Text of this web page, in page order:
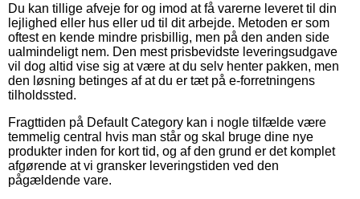
Du kan tillige afveje for og imod at få varerne leveret til din
lejlighed eller hus eller ud til dit arbejde. Metoden er som
oftest en kende mindre prisbillig, men på den anden side
ualmindeligt nem. Den mest prisbevidste leveringsudgave
vil dog altid vise sig at være at du selv henter pakken, men
den løsning betinges af at du er tæt på e-forretningens
tilholdssted.
Fragttiden på Default Category kan i nogle tilfælde være
temmelig central hvis man står og skal bruge dine nye
produkter inden for kort tid, og af den grund er det komplet
afgørende at vi gransker leveringstiden ved den
pågældende vare.